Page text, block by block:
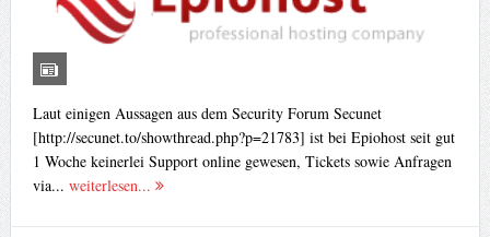
Laut einigen Aussagen aus dem Security Forum Secunet
[http://secunet.to/showthread.php?p=21783] ist bei Epiohost seit gut
1 Woche keinerlei Support online gewesen, Tickets sowie Anfragen
via... weiterlesen...